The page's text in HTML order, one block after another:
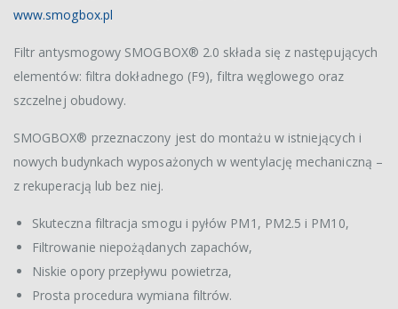
www.smogbox.pl
Filtr antysmogowy SMOGBOX® 2.0 składa się z następujących
elementów: filtra dokładnego (F9), filtra węglowego oraz
szczelnej obudowy.
SMOGBOX® przeznaczony jest do montażu w istniejących i
nowych budynkach wyposażonych w wentylację mechaniczną –
z rekuperacją lub bez niej.
Skuteczna filtracja smogu i pyłów PM1, PM2.5 i PM10,
Filtrowanie niepożądanych zapachów,
Niskie opory przepływu powietrza,
Prosta procedura wymiana filtrów.